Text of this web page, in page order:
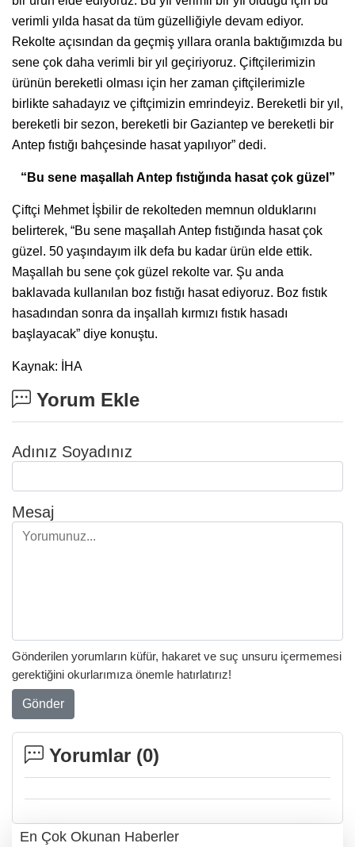
verimli yılda hasat da tüm güzelliğiyle devam ediyor.
Rekolte açısından da geçmiş yıllara oranla baktığımızda bu
sene çok daha verimli bir yıl geçiriyoruz. Çiftçilerimizin
ürünün bereketli olması için her zaman çiftçilerimizle
birlikte sahadayız ve çiftçimizin emrindeyiz. Bereketli bir yıl,
bereketli bir sezon, bereketli bir Gaziantep ve bereketli bir
Antep fıstığı bahçesinde hasat yapılıyor” dedi.
“Bu sene maşallah Antep fıstığında hasat çok güzel”
Çiftçi Mehmet İşbilir de rekolteden memnun olduklarını
belirterek, “Bu sene maşallah Antep fıstığında hasat çok
güzel. 50 yaşındayım ilk defa bu kadar ürün elde ettik.
Maşallah bu sene çok güzel rekolte var. Şu anda
baklavada kullanılan boz fıstığı hasat ediyoruz. Boz fıstık
hasadından sonra da inşallah kırmızı fıstık hasadı
başlayacak” diye konuştu.
Kaynak: İHA
Yorum Ekle
Adınız Soyadınız
Mesaj
Gönderilen yorumların küfür, hakaret ve suç unsuru içermemesi
gerektiğini okurlarımıza önemle hatırlatırız!
Gönder
Yorumlar (0)
En Çok Okunan Haberler